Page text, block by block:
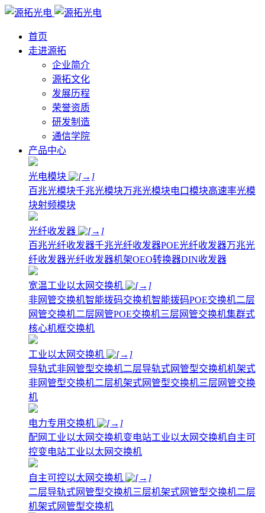
首页
走进源拓
企业简介
源拓文化
发展历程
荣誉资质
研发制造
通信学院
产品中心
光电模块
百兆光模块千兆光模块万兆光模块电口模块高速率光模
块射频模块
光纤收发器
百兆光纤收发器千兆光纤收发器POE光纤收发器万兆光
纤收发器光纤收发器机架OEO转换器DIN收发器
宽温工业以太网交换机
非网管交换机智能拨码交换机智能拨码POE交换机二层
网管交换机二层网管POE交换机三层网管交换机集群式
核心机框交换机
工业以太网交换机
导轨式非网管型交换机二层导轨式网管型交换机机架式
非网管型交换机二层机架式网管型交换机三层网管交换
机
电力专用交换机
配网工业以太网交换机变电站工业以太网交换机自主可
控变电站工业以太网交换机
自主可控以太网交换机
二层导轨式网管型交换机三层机架式网管型交换机二层
机架式网管型交换机